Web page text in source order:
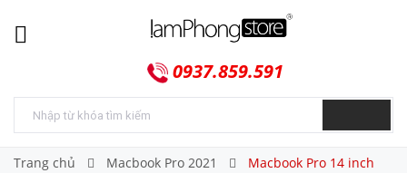
0937.859.591
Trang chủ Macbook Pro 2021
Macbook Pro 14 inch